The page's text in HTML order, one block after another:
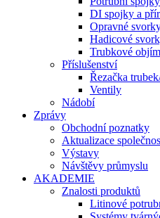
DI spojky a
Opravné
Hadicové
Trubkové
Příslušenství
Řezačka
Ventily
Nádobí
Zprávy
Obchodní poznatky
Aktualizace
Výstavy
Návštěvy průmyslu
AKADEMIE
Znalosti produktů
Litinové